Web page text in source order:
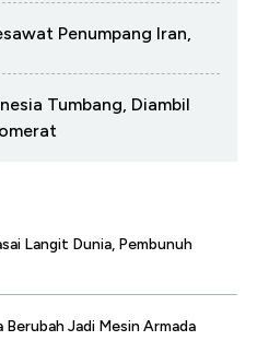
Penumpang Iran,
Tumbang, Diambil
Langit Dunia, Pembunuh
Berubah Jadi Mesin Armada